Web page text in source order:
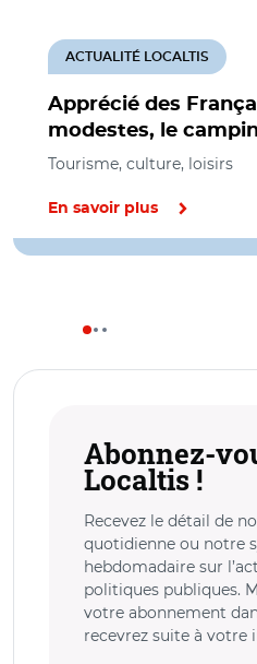
Apprécié des
modestes, le
ACTUALITÉ LOCALTIS
Tourisme, culture, loisirs
En savoir plus
Abonnez-
Localtis !
Recevez le détail de
quotidienne ou notre
hebdomadaire sur
politiques publiques.
votre abonnement
recevrez suite à votre